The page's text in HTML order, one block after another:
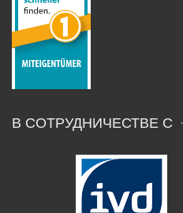
В СОТРУДНИЧЕСТВЕ С